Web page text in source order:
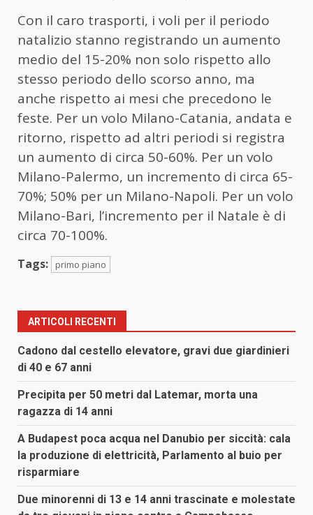
Con il caro trasporti, i voli per il periodo
natalizio stanno registrando un aumento
medio del 15-20% non solo rispetto allo
stesso periodo dello scorso anno, ma
anche rispetto ai mesi che precedono le
feste. Per un volo Milano-Catania, andata e
ritorno, rispetto ad altri periodi si registra
un aumento di circa 50-60%. Per un volo
Milano-Palermo, un incremento di circa 65-
70%; 50% per un Milano-Napoli. Per un volo
Milano-Bari, l’incremento per il Natale è di
circa 70-100%.
Tags: primo piano
ARTICOLI RECENTI
Cadono dal cestello elevatore, gravi due giardinieri
di 40 e 67 anni
Precipita per 50 metri dal Latemar, morta una
ragazza di 14 anni
A Budapest poca acqua nel Danubio per siccità: cala
la produzione di elettricità, Parlamento al buio per
risparmiare
Due minorenni di 13 e 14 anni trascinate e molestate